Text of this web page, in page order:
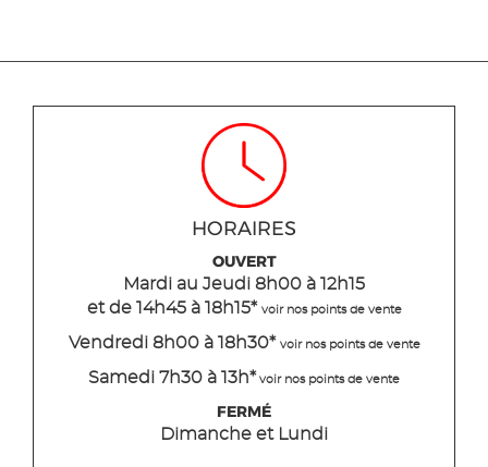
HORAIRES
OUVERT
Mardi au Jeudi 8h00 à 12h15
et de 14h45 à 18h15* voir nos points de vente
Vendredi 8h00 à 18h30* voir nos points de vente
Samedi 7h30 à 13h* voir nos points de vente
FERMÉ
Dimanche et Lundi